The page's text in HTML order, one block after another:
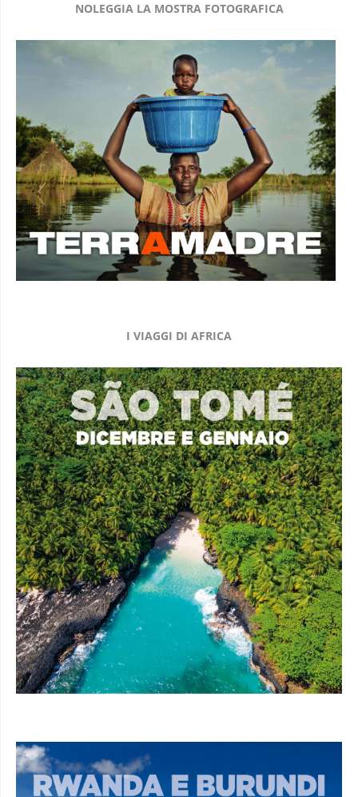
NOLEGGIA LA MOSTRA FOTOGRAFICA
I VIAGGI DI AFRICA